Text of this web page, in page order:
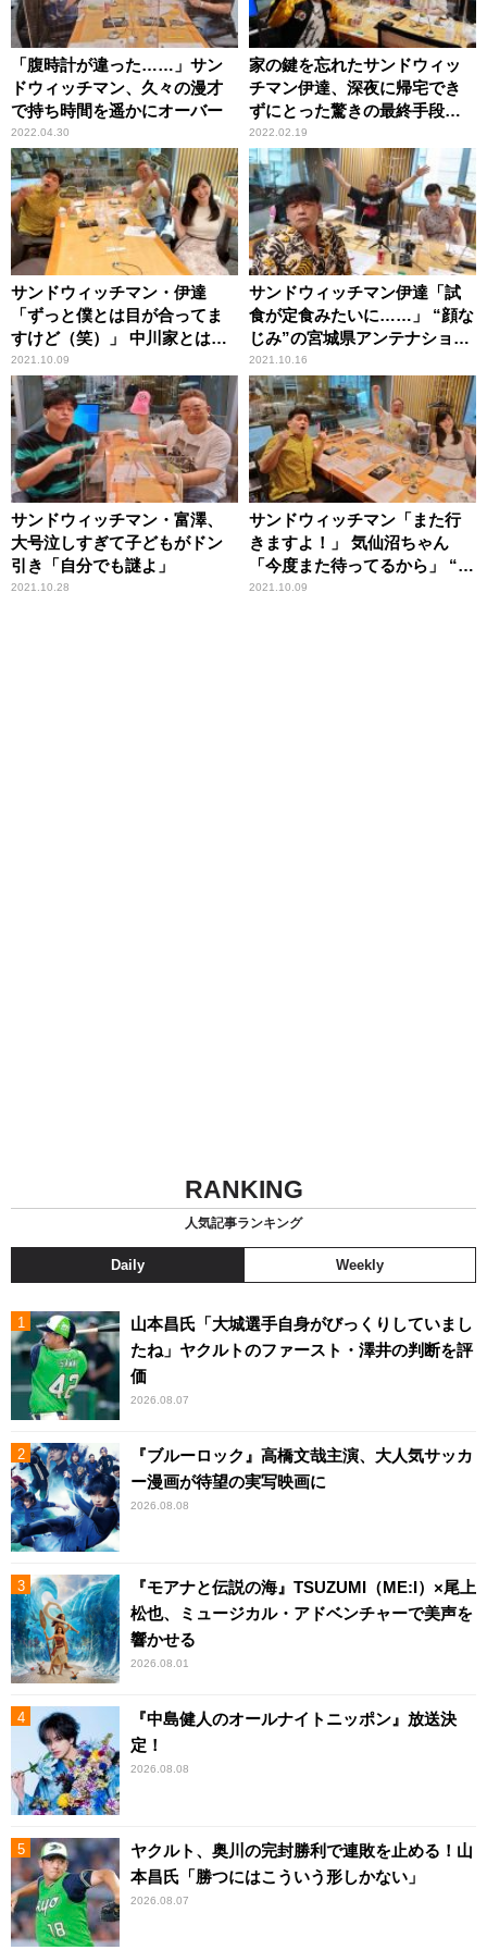
「腹時計が違った……」サン
ドウィッチマン、久々の漫才
で持ち時間を遥かにオーバー
2022.04.30
家の鍵を忘れたサンドウィッ
チマン伊達、深夜に帰宅でき
ずにとった驚きの最終手段
「だって入れないんだもん」
2022.02.19
サンドウィッチマン・伊達
「ずっと僕とは目が合ってま
すけど（笑）」 中川家とは照
れて目が合わせられないとい
う女性アナの告白にツッコミ
2021.10.09
サンドウィッチマン伊達「試
食が定食みたいに……」 “顔な
じみ”の宮城県アンテナショッ
プで受けた手厚い接客
2021.10.16
サンドウィッチマン・富澤、
大号泣しすぎて子どもがドン
引き「自分でも謎よ」
2021.10.28
サンドウィッチマン「また行
きますよ！」 気仙沼ちゃん
「今度また待ってるから」 “東
北愛”トークが炸裂
2021.10.09
RANKING
人気記事ランキング
Daily Weekly
山本昌氏「大城選手自身がびっくりしていまし
たね」ヤクルトのファースト・澤井の判断を評
価
2026.08.07
『ブルーロック』高橋文哉主演、大人気サッカ
ー漫画が待望の実写映画に
2026.08.08
『モアナと伝説の海』TSUZUMI（ME:I）×尾上
松也、ミュージカル・アドベンチャーで美声を
響かせる
2026.08.01
『中島健人のオールナイトニッポン』放送決
定！
2026.08.08
ヤクルト、奥川の完封勝利で連敗を止める！山
本昌氏「勝つにはこういう形しかない」
2026.08.07